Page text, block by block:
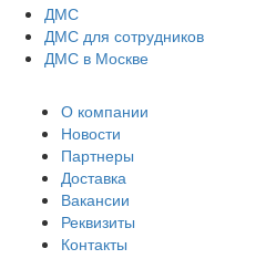
ДМС
ДМС для сотрудников
ДМС в Москве
О компании
Новости
Партнеры
Доставка
Вакансии
Реквизиты
Контакты